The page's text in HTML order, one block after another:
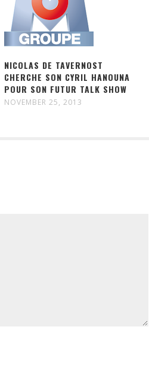
NICOLAS DE TAVERNOST
CHERCHE SON CYRIL HANOUNA
POUR SON FUTUR TALK SHOW
NOVEMBER 25, 2013